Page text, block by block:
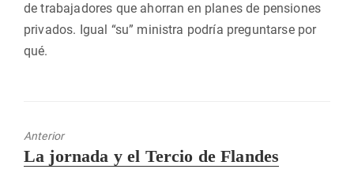
de trabajadores que ahorran en planes de pensiones
privados. Igual “su” ministra podría preguntarse por
qué.
Anterior
Entrada
La jornada y el Tercio de Flandes